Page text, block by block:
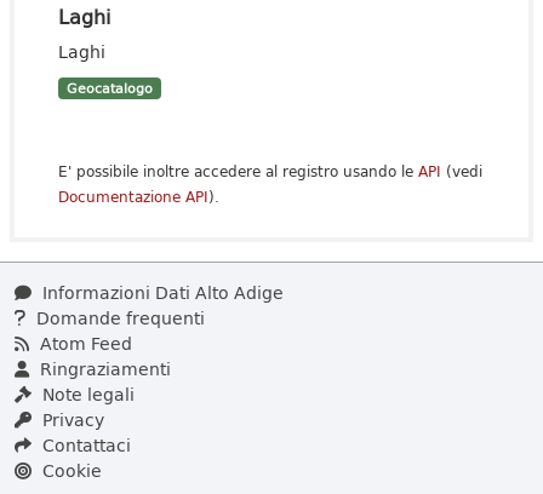
Laghi
Laghi
Geocatalogo
E' possibile inoltre accedere al registro usando le API (vedi
Documentazione API).
Informazioni Dati Alto Adige
Domande frequenti
Atom Feed
Ringraziamenti
Note legali
Privacy
Contattaci
Cookie